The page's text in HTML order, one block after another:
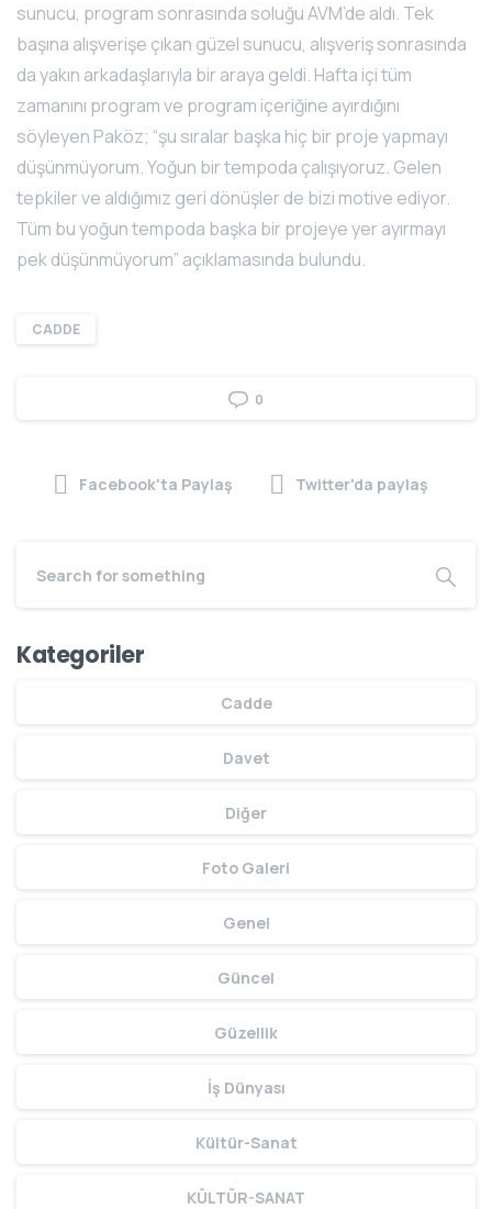
sunucu, program sonrasında soluğu AVM’de aldı. Tek
başına alışverişe çıkan güzel sunucu, alışveriş sonrasında
da yakın arkadaşlarıyla bir araya geldi. Hafta içi tüm
zamanını program ve program içeriğine ayırdığını
söyleyen Paköz; “şu sıralar başka hiç bir proje yapmayı
düşünmüyorum. Yoğun bir tempoda çalışıyoruz. Gelen
tepkiler ve aldığımız geri dönüşler de bizi motive ediyor.
Tüm bu yoğun tempoda başka bir projeye yer ayırmayı
pek düşünmüyorum” açıklamasında bulundu.
CADDE
0
Facebook'ta Paylaş Twitter'da paylaş
Kategoriler
Cadde
Davet
Diğer
Foto Galeri
Genel
Güncel
Güzellik
İş Dünyası
Kültür-Sanat
KÜLTÜR-SANAT